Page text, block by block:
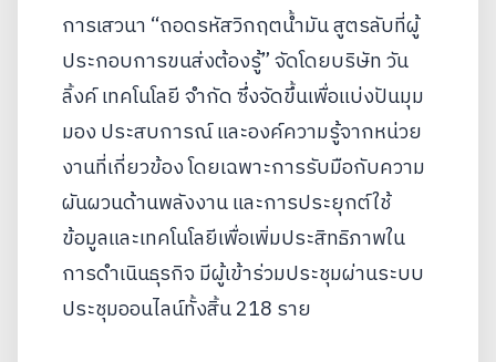
การเสวนา “ถอดรหัสวิกฤตน้ำมัน สูตรลับที่ผู้
ประกอบการขนส่งต้องรู้” จัดโดยบริษัท วัน
ลิ้งค์ เทคโนโลยี จำกัด ซึ่งจัดขึ้นเพื่อแบ่งปันมุม
มอง ประสบการณ์ และองค์ความรู้จากหน่วย
งานที่เกี่ยวข้อง โดยเฉพาะการรับมือกับความ
ผันผวนด้านพลังงาน และการประยุกต์ใช้
ข้อมูลและเทคโนโลยีเพื่อเพิ่มประสิทธิภาพใน
การดำเนินธุรกิจ มีผู้เข้าร่วมประชุมผ่านระบบ
ประชุมออนไลน์ทั้งสิ้น 218 ราย